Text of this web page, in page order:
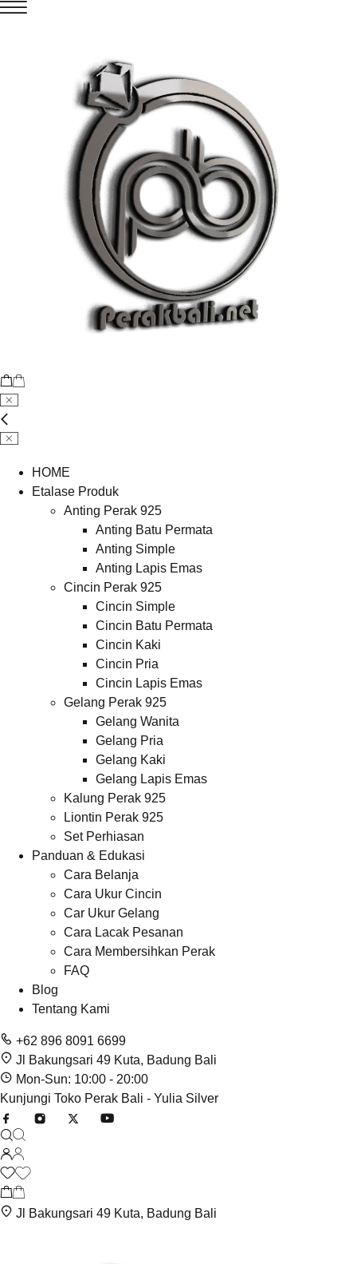
HOME
Etalase Produk
Anting Perak 925
Anting Batu Permata
Anting Simple
Anting Lapis Emas
Cincin Perak 925
Cincin Simple
Cincin Batu Permata
Cincin Kaki
Cincin Pria
Cincin Lapis Emas
Gelang Perak 925
Gelang Wanita
Gelang Pria
Gelang Kaki
Gelang Lapis Emas
Kalung Perak 925
Liontin Perak 925
Set Perhiasan
Panduan & Edukasi
Cara Belanja
Cara Ukur Cincin
Car Ukur Gelang
Cara Lacak Pesanan
Cara Membersihkan Perak
FAQ
Blog
Tentang Kami
+62 896 8091 6699
Jl Bakungsari 49 Kuta, Badung Bali
Mon-Sun: 10:00 - 20:00
Kunjungi Toko Perak Bali - Yulia Silver
Jl Bakungsari 49 Kuta, Badung Bali